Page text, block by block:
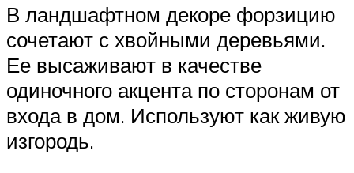
В ландшафтном декоре форзицию
сочетают с хвойными деревьями.
Ее высаживают в качестве
одиночного акцента по сторонам от
входа в дом. Используют как живую
изгородь.